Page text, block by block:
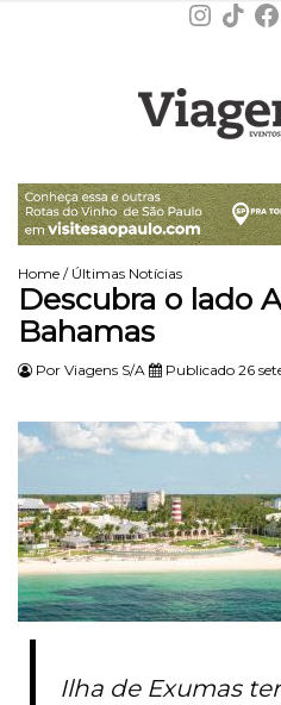
Instagram
TikTok
Home / Últimas Notícias
Descubra o lado
Bahamas
Por Viagens S/A Publicado 26
Ilha de Exumas